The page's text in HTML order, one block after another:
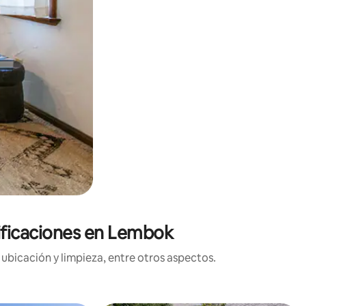
en Lembok
y limpieza, entre otros aspectos.